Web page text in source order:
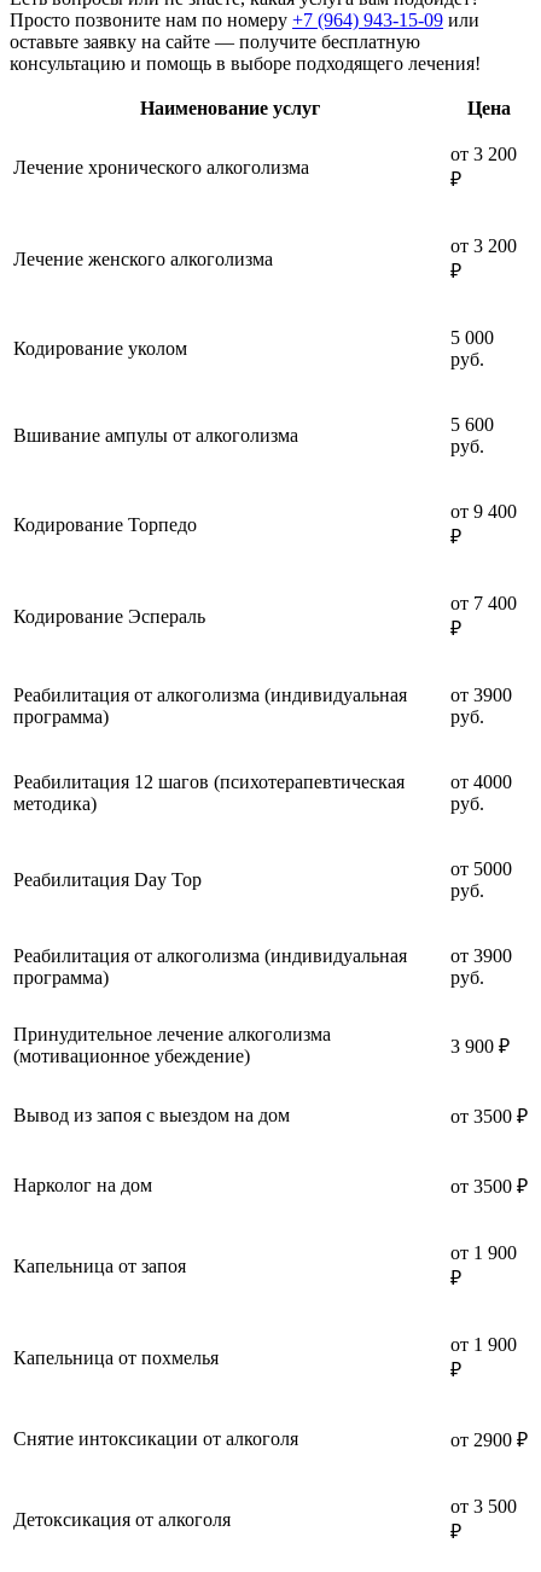
Просто позвоните нам по номеру +7 (964) 943-15-09 или
оставьте заявку на сайте — получите бесплатную
консультацию и помощь в выборе подходящего лечения!
Наименование услуг Цена
Лечение хронического алкоголизма
от 3 200
₽
Лечение женского алкоголизма
от 3 200
₽
Кодирование уколом
5 000
руб.
Вшивание ампулы от алкоголизма
5 600
руб.
Кодирование Торпедо
от 9 400
₽
Кодирование Эспераль
от 7 400
₽
Реабилитация от алкоголизма (индивидуальная
программа)
от 3900
руб.
Реабилитация 12 шагов (психотерапевтическая
методика)
от 4000
руб.
Реабилитация Day Top
от 5000
руб.
Реабилитация от алкоголизма (индивидуальная
программа)
от 3900
руб.
Принудительное лечение алкоголизма
(мотивационное убеждение)
3 900 ₽
Вывод из запоя с выездом на дом от 3500 ₽
Нарколог на дом от 3500 ₽
Капельница от запоя
от 1 900
₽
Капельница от похмелья
от 1 900
₽
Снятие интоксикации от алкоголя от 2900 ₽
Детоксикация от алкоголя
от 3 500
₽